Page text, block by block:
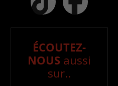
ÉCOUTEZ-
NOUS aussi
sur..